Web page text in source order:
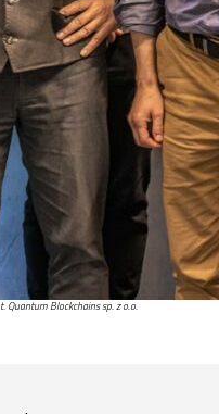
Quantum Blockchains sp. z o.o.